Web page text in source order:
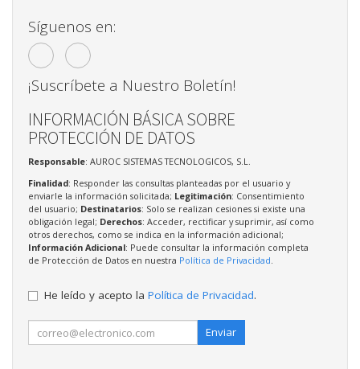
Síguenos en:
¡Suscríbete a Nuestro Boletín!
INFORMACIÓN BÁSICA SOBRE
PROTECCIÓN DE DATOS
Responsable: AUROC SISTEMAS TECNOLOGICOS, S.L.
Finalidad: Responder las consultas planteadas por el usuario y
enviarle la información solicitada; Legitimación: Consentimiento
del usuario; Destinatarios: Solo se realizan cesiones si existe una
obligación legal; Derechos: Acceder, rectificar y suprimir, así como
otros derechos, como se indica en la información adicional;
Información Adicional: Puede consultar la información completa
de Protección de Datos en nuestra Política de Privacidad
He leído y acepto la Política de Privacidad.
Enviar